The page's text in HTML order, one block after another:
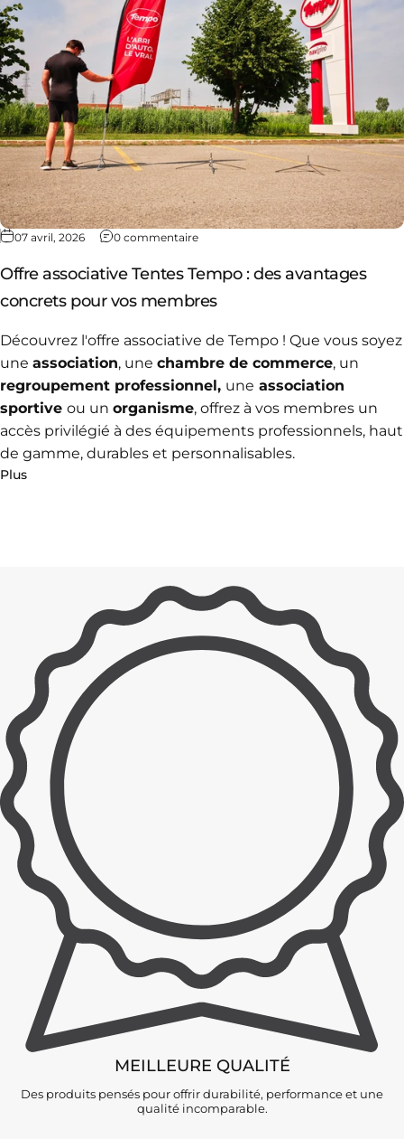
07 avril, 2026 0 commentaire
Offre associative Tentes Tempo : des avantages
concrets pour vos membres
Découvrez l'offre associative de Tempo ! Que vous soyez
une association, une chambre de commerce, un
regroupement professionnel, une association
sportive ou un organisme, offrez à vos membres un
accès privilégié à des équipements professionnels, haut
de gamme, durables et personnalisables.
Plus
MEILLEURE QUALITÉ
Des produits pensés pour offrir durabilité, performance et une
qualité incomparable.